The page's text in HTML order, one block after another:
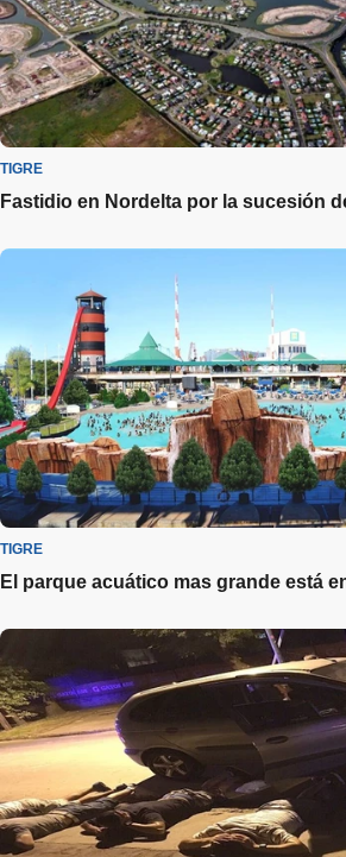
TIGRE
Fastidio en Nordelta por la sucesión
TIGRE
El parque acuático mas grande está